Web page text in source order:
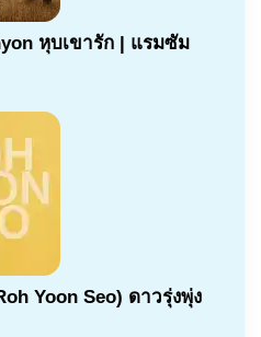
หุบเขารัก | แรมซัม
Yoon Seo) ดาวรุ่งพุ่ง